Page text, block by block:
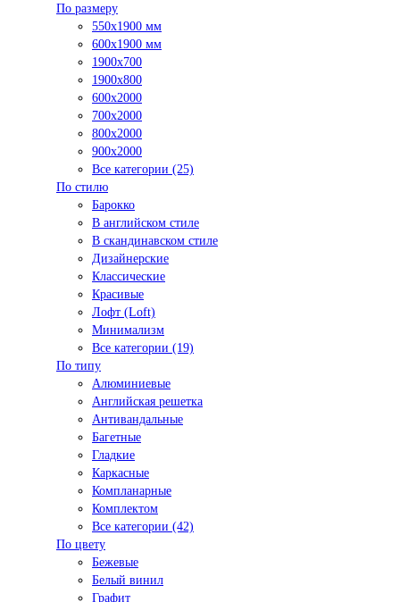
По размеру
550x1900 мм
600x1900 мм
1900х700
1900х800
600x2000
700x2000
800x2000
900x2000
Все категории (25)
По стилю
Барокко
В английском стиле
В скандинавском стиле
Дизайнерские
Классические
Красивые
Лофт (Loft)
Минимализм
Все категории (19)
По типу
Алюминиевые
Английская решетка
Антивандальные
Багетные
Гладкие
Каркасные
Компланарные
Комплектом
Все категории (42)
По цвету
Бежевые
Белый винил
Графит